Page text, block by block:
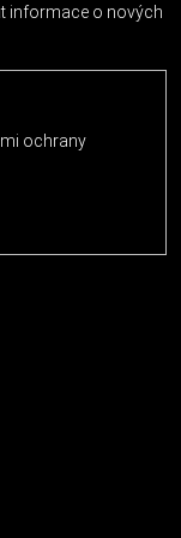
informace o nových
ochrany